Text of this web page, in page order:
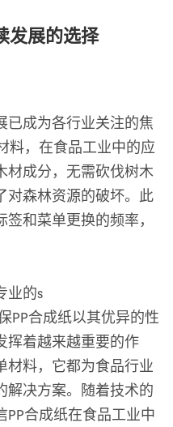
发展的选择
已成为各行业关注的焦
料，在食品工业中的应
材成分，无需砍伐树木
对森林资源的破坏。此
和菜单更换的频率，
业的s
PP合成纸以其优异的性
挥着越来越重要的作
材料，它都为食品行业
解决方案。随着技术的
PP合成纸在食品工业中